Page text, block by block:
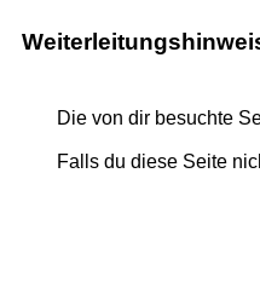
Die von dir besuchte
Falls du diese Seite